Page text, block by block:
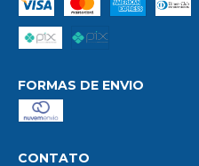
FORMAS DE ENVIO
CONTATO